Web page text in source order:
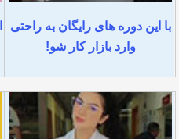
با این دوره های رایگان به راحتی
وارد بازار کار شو!